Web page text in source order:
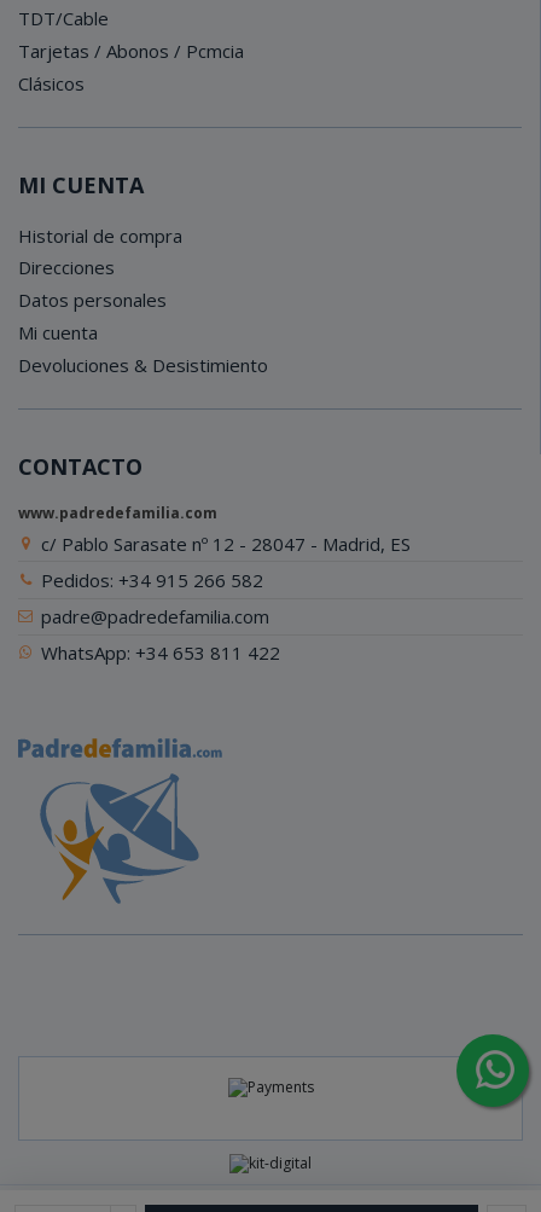
TDT/Cable
Tarjetas / Abonos / Pcmcia
Clásicos
MI CUENTA
Historial de compra
Direcciones
Datos personales
Mi cuenta
Devoluciones & Desistimiento
CONTACTO
www.padredefamilia.com
c/ Pablo Sarasate nº 12 - 28047 - Madrid, ES
Pedidos: +34 915 266 582
padre@padredefamilia.com
WhatsApp: +34 653 811 422